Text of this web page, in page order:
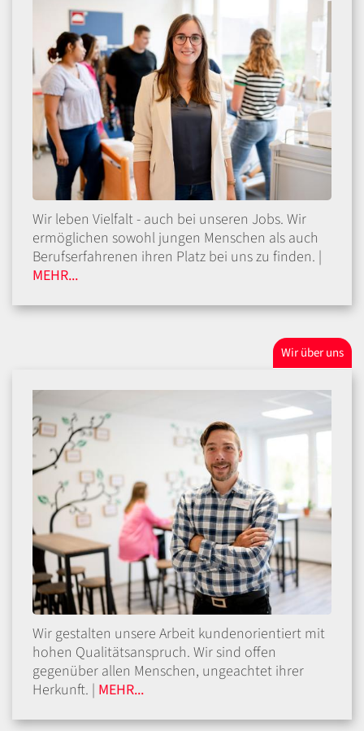
Wir leben Vielfalt - auch bei unseren Jobs. Wir
ermöglichen sowohl jungen Menschen als auch
Berufserfahrenen ihren Platz bei uns zu finden. |
MEHR...
Wir über uns
Wir gestalten unsere Arbeit kundenorientiert mit
hohen Qualitätsanspruch. Wir sind offen
gegenüber allen Menschen, ungeachtet ihrer
Herkunft. | MEHR...